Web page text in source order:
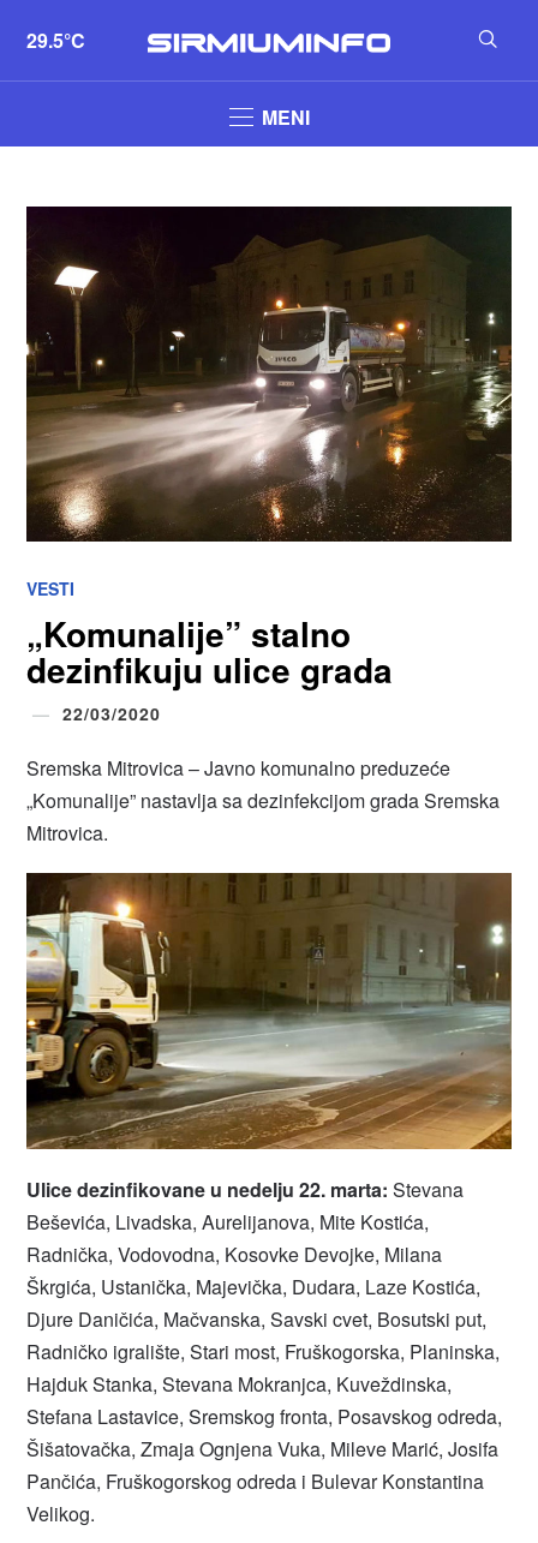
29.5°C
MENI
VESTI
„Komunalije” stalno
dezinfikuju ulice grada
22/03/2020
Sremska Mitrovica – Javno komunalno preduzeće
„Komunalije” nastavlja sa dezinfekcijom grada Sremska
Mitrovica.
Ulice dezinfikovane u nedelju 22. marta: Stevana
Beševića, Livadska, Aurelijanova, Mite Kostića,
Radnička, Vodovodna, Kosovke Devojke, Milana
Škrgića, Ustanička, Majevička, Dudara, Laze Kostića,
Djure Daničića, Mačvanska, Savski cvet, Bosutski put,
Radničko igralište, Stari most, Fruškogorska, Planinska,
Hajduk Stanka, Stevana Mokranjca, Kuveždinska,
Stefana Lastavice, Sremskog fronta, Posavskog odreda,
Šišatovačka, Zmaja Ognjena Vuka, Mileve Marić, Josifa
Pančića, Fruškogorskog odreda i Bulevar Konstantina
Velikog.